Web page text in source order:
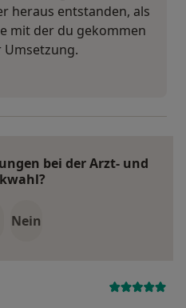
heraus entstanden, als
mit der du gekommen
Umsetzung.
bei der Arzt- und
Nein